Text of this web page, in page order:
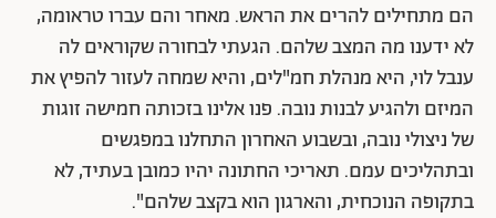
הם מתחילים להרים את הראש. מאחר והם עברו טראומה,
לא ידענו מה המצב שלהם. הגעתי לבחורה שקוראים לה
ענבל לוי, היא מנהלת חמ"לים, והיא שמחה לעזור להפיץ את
המיזם ולהגיע לבנות נובה. פנו אלינו בזכותה חמישה זוגות
של ניצולי נובה, ובשבוע האחרון התחלנו במפגשים
ובתהליכים עמם. תאריכי החתונה יהיו כמובן בעתיד, לא
בתקופה הנוכחית, והארגון הוא בקצב שלהם".